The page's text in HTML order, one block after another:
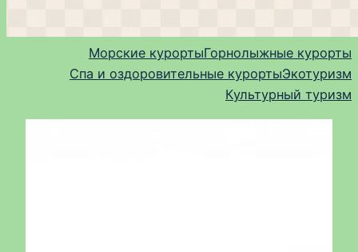
Морские курортыГорнолыжные курорты
Спа и оздоровительные курортыЭкотуризм
Культурный туризм